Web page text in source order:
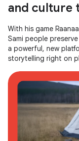
and culture
With his game
Sami people
a powerful, new
storytelling right on